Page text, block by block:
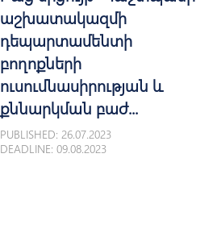
աշխատակազմի
դեպարտամենտի
բողոքների
ուսումնասիրության և
քննարկման բաժ...
PUBLISHED: 26.07.2023
DEADLINE: 09.08.2023